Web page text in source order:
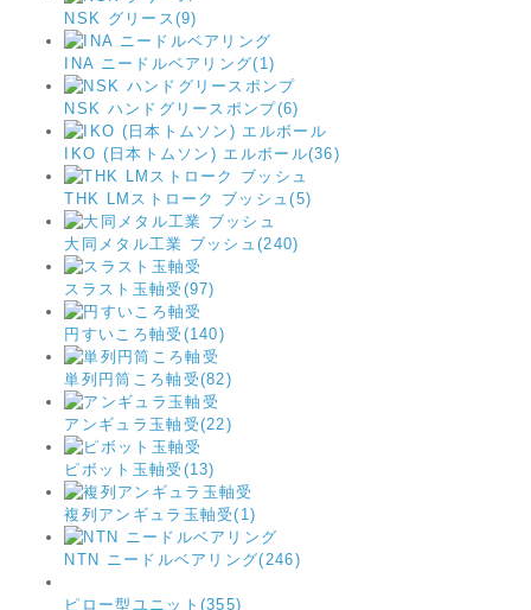
NSK グリース(9)
INA ニードルベアリング(1)
NSK ハンドグリースポンプ(6)
IKO (日本トムソン) エルボール(36)
THK LMストローク ブッシュ(5)
大同メタル工業 ブッシュ(240)
スラスト玉軸受(97)
円すいころ軸受(140)
単列円筒ころ軸受(82)
アンギュラ玉軸受(22)
ピボット玉軸受(13)
複列アンギュラ玉軸受(1)
NTN ニードルベアリング(246)
ピロー型ユニット(355)